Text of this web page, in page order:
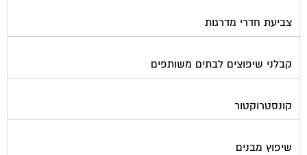
צביעת חדרי מדרגות
קבלני שיפוצים לבתים משותפים
קונסטרוקטור
שיפוץ מבנים